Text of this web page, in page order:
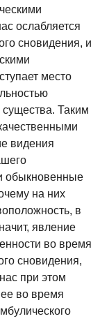
ослабляется
сновидения, и
место
Таким
видения
обыкновенные
на них
в
явление
во время
сновидения,
при этом
во время